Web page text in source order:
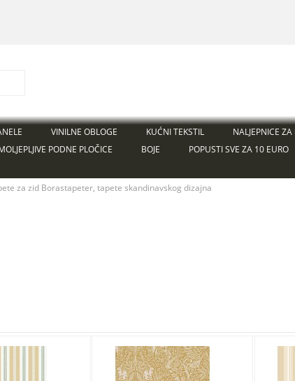
VINILNE OBLOGE KUĆNI TEKSTIL
NALJEPNICE ZA
PODNE PLOČICE BOJE
POPUSTI SVE ZA 10 EURO
za zid Borastapeter, tapete skandinavskog dizajna